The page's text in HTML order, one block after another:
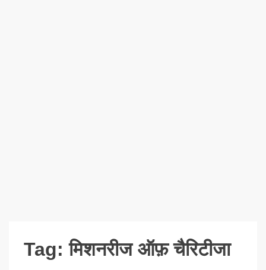
Tag:मिशनरीज ऑफ़ चैरिटीजा